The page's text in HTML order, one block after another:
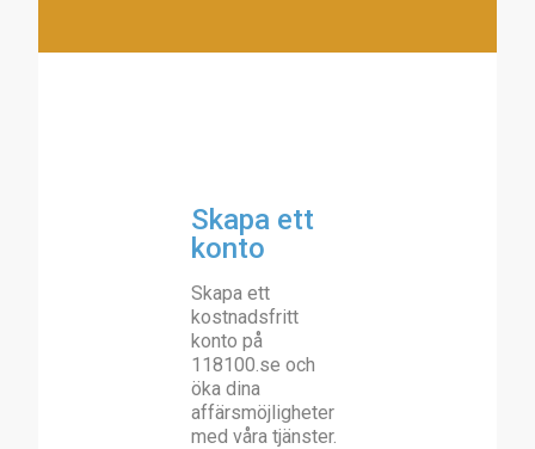
Skapa ett
konto
Skapa ett
kostnadsfritt
konto på
118100.se och
öka dina
affärsmöjligheter
med våra tjänster.